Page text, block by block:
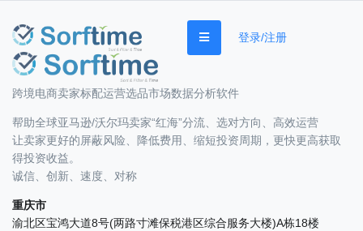
登录/注册
跨境电商卖家标配运营选品市场数据分析软件
帮助全球亚马逊/沃尔玛卖家“红海”分流、选对方向、高效运营
让卖家更好的屏蔽风险、降低费用、缩短投资周期，更快更高获取
得投资收益。
诚信、创新、速度、对称
重庆市
渝北区宝鸿大道8号(两路寸滩保税港区综合服务大楼)A栋18楼